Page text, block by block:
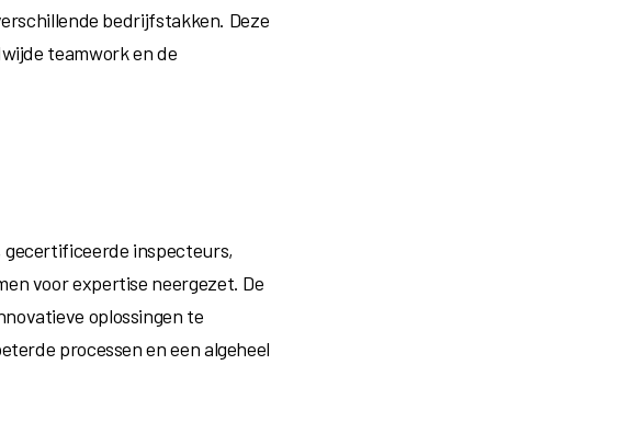
bedrijfstakken. Deze
teamwork en de
gecertificeerde inspecteurs,
voor expertise neergezet. De
oplossingen te
processen en een algeheel